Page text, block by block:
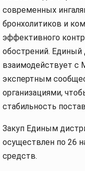
современных
бронхолитиков и
эффективного
обострений.
взаимодействует с
экспертным
организациями,
стабильность
Закуп Единым
осуществлен по 26
средств.